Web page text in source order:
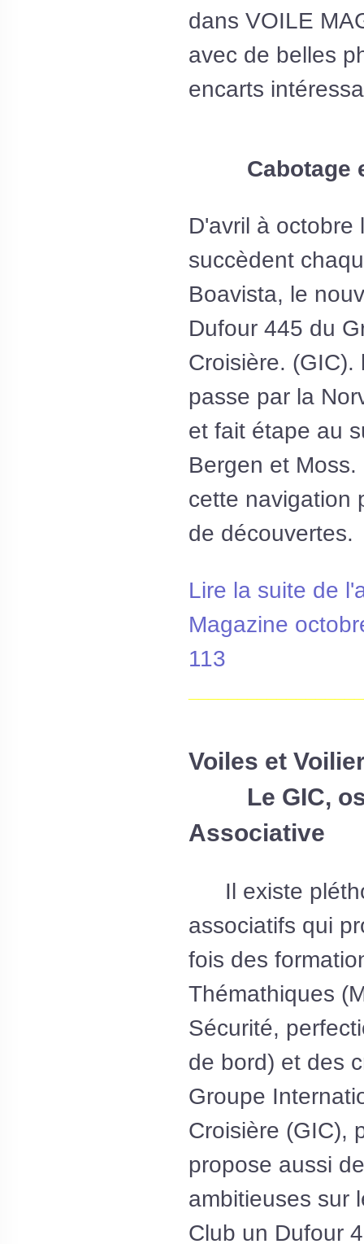
dans VOILE
avec de belles
encarts
Cabotage
D'avril à octobre
succèdent
Boavista, le
Dufour 445 du
Croisière.
passe par la
et fait étape au
Bergen et
cette navigation
de découvertes.
Lire la suite de
Magazine
113
Voiles et
Le GIC,
Associative
Il existe
associatifs qui
fois des
Thémathiques
Sécurité,
de bord) et des
Groupe
Croisière (GIC),
propose aussi
ambitieuses sur
Club un Dufour